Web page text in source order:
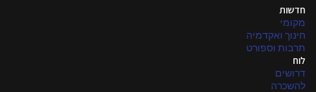
חדשות
מקומי
חינוך ואקדמיה
תרבות וספורט
לוח
דרושים
להשכרה